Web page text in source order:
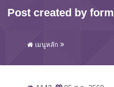
Post created by form
เมนูหลัก